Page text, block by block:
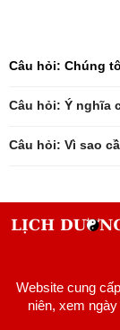
Câu hỏi: Chúng
Câu hỏi: Vì sao
Website cung
niên, xem